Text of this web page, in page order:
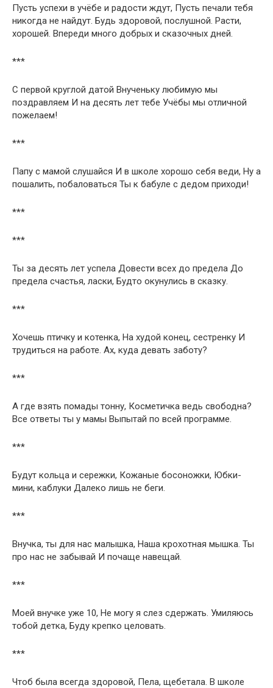
Пусть успехи в учёбе и радости ждут, Пусть печали тебя
никогда не найдут. Будь здоровой, послушной. Расти,
хорошей. Впереди много добрых и сказочных дней.
***
С первой круглой датой Внученьку любимую мы
поздравляем И на десять лет тебе Учёбы мы отличной
пожелаем!
***
Папу с мамой слушайся И в школе хорошо себя веди, Ну а
пошалить, побаловаться Ты к бабуле с дедом приходи!
***
***
Ты за десять лет успела Довести всех до предела До
предела счастья, ласки, Будто окунулись в сказку.
***
Хочешь птичку и котенка, На худой конец, сестренку И
трудиться на работе. Ах, куда девать заботу?
***
А где взять помады тонну, Косметичка ведь свободна?
Все ответы ты у мамы Выпытай по всей программе.
***
Будут кольца и сережки, Кожаные босоножки, Юбки-
мини, каблуки Далеко лишь не беги.
***
Внучка, ты для нас малышка, Наша крохотная мышка. Ты
про нас не забывай И почаще навещай.
***
Моей внучке уже 10, Не могу я слез сдержать. Умиляюсь
тобой детка, Буду крепко целовать.
***
Чтоб была всегда здоровой, Пела, щебетала. В школе